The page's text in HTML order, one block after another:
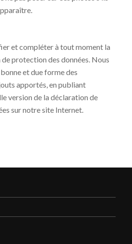
et compléter à tout moment la
protection des données. Nous
et due forme des
apportés, en publiant
version de la déclaration de
sur notre site Internet.